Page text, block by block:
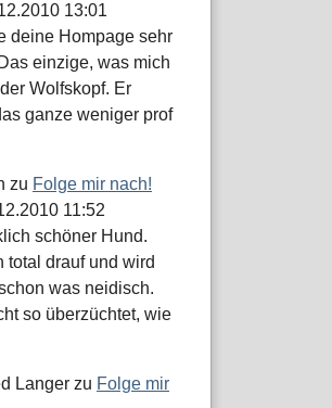
13:01
deine Hompage sehr
einzige, was mich
Wolfskopf. Er
ganze weniger prof
zu Folge mir nach!
11:52
schöner Hund.
total drauf und wird
was neidisch.
so überzüchtet, wie
Langer zu Folge mir